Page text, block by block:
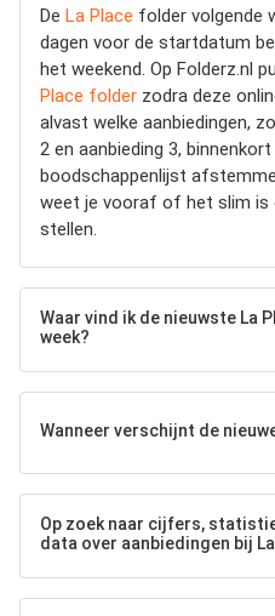
De La Place folder volgende
dagen voor de startdatum
het weekend. Op Folderz.nl
Place folder zodra deze
alvast welke aanbiedingen,
2 en aanbieding 3,
boodschappenlijst
weet je vooraf of het slim is
stellen.
Waar vind ik de nieuwste La
week?
Wanneer verschijnt de
Op zoek naar cijfers,
data over aanbiedingen bij